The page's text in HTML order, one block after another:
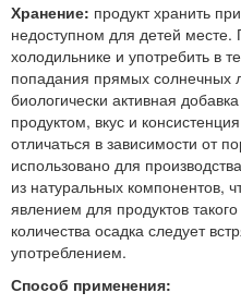
Хранение: продукт хранить
недоступном для детей месте.
холодильнике и употребить в
попадания прямых солнечных
биологически активная
продуктом, вкус и
отличаться в зависимости от
использовано для
из натуральных компонентов,
явлением для продуктов
количества осадка следует
употреблением.
Способ применения: